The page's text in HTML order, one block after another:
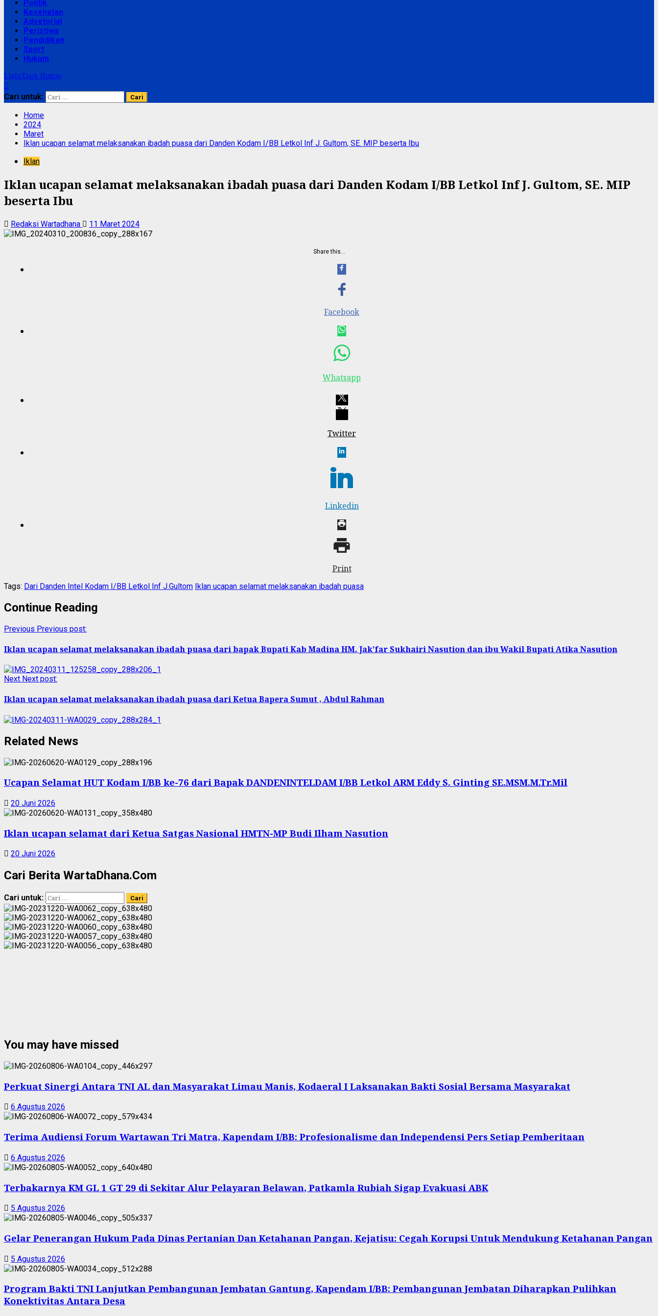
Politik
Kesehatan
Advetorial
Peristiwa
Pendidikan
Sport
Hukum
Light/Dark Button
Cari untuk:
Home
2024
Maret
Iklan ucapan selamat melaksanakan ibadah puasa dari Danden Kodam I/BB Letkol Inf J. Gultom, SE. MIP beserta Ibu
Iklan
Iklan ucapan selamat melaksanakan ibadah puasa dari Danden Kodam I/BB Letkol Inf J. Gultom, SE. MIP
beserta Ibu
Redaksi Wartadhana 11 Maret 2024
Share this…
Facebook
Whatsapp
Twitter
Linkedin
Print
Tags: Dari Danden Intel Kodam I/BB Letkol Inf J.Gultom Iklan ucapan selamat melaksanakan ibadah puasa
Continue Reading
Previous Previous post:
Iklan ucapan selamat melaksanakan ibadah puasa dari bapak Bupati Kab Madina HM. Jak’far Sukhairi Nasution dan ibu Wakil Bupati Atika Nasution
Next Next post:
Iklan ucapan selamat melaksanakan ibadah puasa dari Ketua Bapera Sumut , Abdul Rahman
Related News
Ucapan Selamat HUT Kodam I/BB ke-76 dari Bapak DANDENINTELDAM I/BB Letkol ARM Eddy S. Ginting SE.MSM.M.Tr.Mil
20 Juni 2026
Iklan ucapan selamat dari Ketua Satgas Nasional HMTN-MP Budi Ilham Nasution
20 Juni 2026
Cari Berita WartaDhana.Com
Cari untuk:
You may have missed
Perkuat Sinergi Antara TNI AL dan Masyarakat Limau Manis, Kodaeral I Laksanakan Bakti Sosial Bersama Masyarakat
6 Agustus 2026
Terima Audiensi Forum Wartawan Tri Matra, Kapendam I/BB: Profesionalisme dan Independensi Pers Setiap Pemberitaan
6 Agustus 2026
Terbakarnya KM GL 1 GT 29 di Sekitar Alur Pelayaran Belawan, Patkamla Rubiah Sigap Evakuasi ABK
5 Agustus 2026
Gelar Penerangan Hukum Pada Dinas Pertanian Dan Ketahanan Pangan, Kejatisu: Cegah Korupsi Untuk Mendukung Ketahanan Pangan
5 Agustus 2026
Program Bakti TNI Lanjutkan Pembangunan Jembatan Gantung, Kapendam I/BB: Pembangunan Jembatan Diharapkan Pulihkan
Konektivitas Antara Desa